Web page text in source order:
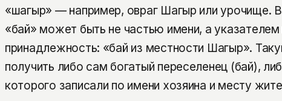
«шагыр» — например, овраг Шагыр или урочище.
«бай» может быть не частью имени, а указателем
принадлежность: «бай из местности Шагыр».
получить либо сам богатый переселенец (бай),
которого записали по имени хозяина и месту